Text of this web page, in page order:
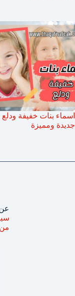
اسماء بنات خفيفة ودلع
جديدة ومميزة